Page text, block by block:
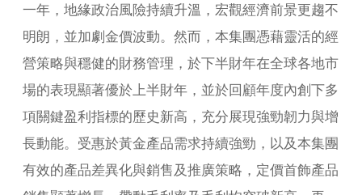
一年，地緣政治風險持續升溫，宏觀經濟前景更趨不
明朗，並加劇金價波動。然而，本集團憑藉靈活的經
營策略與穩健的財務管理，於下半財年在全球各地市
場的表現顯著優於上半財年，並於回顧年度內創下多
項關鍵盈利指標的歷史新高，充分展現強勁韌力與增
長動能。受惠於黃金產品需求持續強勁，以及本集團
有效的產品差異化與銷售及推廣策略，定價首飾產品